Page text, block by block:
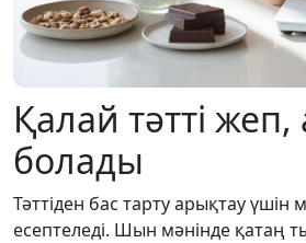
Қалай тәтті
болады
Тәттіден бас тарту арықтау үшін
есептеледі. Шын мәнінде қатаң